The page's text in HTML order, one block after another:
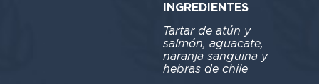
INGREDIENTES
Tartar de atún y
salmón, aguacate,
naranja sanguina y
hebras de chile